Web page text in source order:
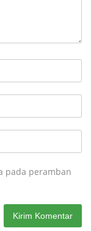
pada peramban